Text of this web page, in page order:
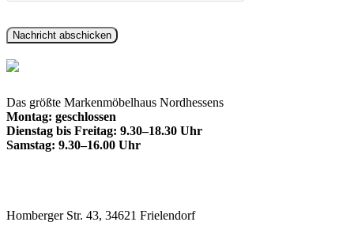
Das größte Markenmöbelhaus Nordhessens
Montag: geschlossen
Dienstag bis Freitag: 9.30–18.30 Uhr
Samstag: 9.30–16.00 Uhr
Homberger Str. 43, 34621 Frielendorf